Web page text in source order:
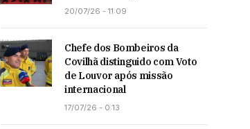
20/07/26 - 11:09
Chefe dos Bombeiros da
Covilhã distinguido com Voto
de Louvor após missão
internacional
17/07/26 - 0:13